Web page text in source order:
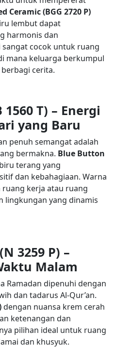
Ceramic (BGG 2720 P)
lembut dapat
harmonis dan
cocok untuk ruang
mana keluarga berkumpul
cerita.
T) – Energi
yang Baru
penuh semangat adalah
bermakna. Blue Button
terang yang
dan kebahagiaan. Warna
kerja atau ruang
lingkungan yang dinamis
3259 P) –
Malam
Ramadan dipenuhi dengan
dan tadarus Al-Qur’an.
dengan nuansa krem cerah
ketenangan dan
pilihan ideal untuk ruang
dan khusyuk.